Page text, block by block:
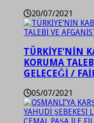
20/07/2021
TÜRKİYE’NİN
KORUMA
GELECEĞİ /
05/07/2021